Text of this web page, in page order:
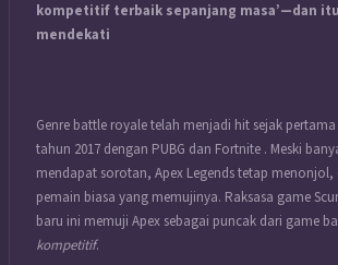
kompetitif terbaik sepanjang masa’—dan
mendekati
Genre battle royale telah menjadi hit sejak
tahun 2017 dengan PUBG dan Fortnite . Meski
mendapat sorotan, Apex Legendstetap menonjol,
pemain biasa yang memujinya. Raksasa game
baru ini memuji Apex sebagai puncak dari game
kompetitif.